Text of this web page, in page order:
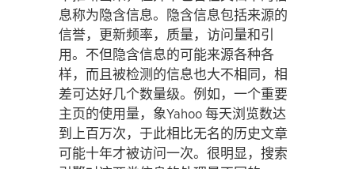
息称为隐含信息。隐含信息包括来源的
信誉，更新频率，质量，访问量和引
用。不但隐含信息的可能来源各种各
样，而且被检测的信息也大不相同，相
差可达好几个数量级。例如，一个重要
主页的使用量，象Yahoo 每天浏览数达
到上百万次，于此相比无名的历史文章
可能十年才被访问一次。很明显，搜索